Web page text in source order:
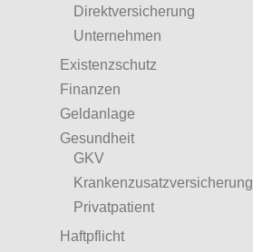
Direktversicherung
Unternehmen
Existenzschutz
Finanzen
Geldanlage
Gesundheit
GKV
Krankenzusatzversicherung
Privatpatient
Haftpflicht